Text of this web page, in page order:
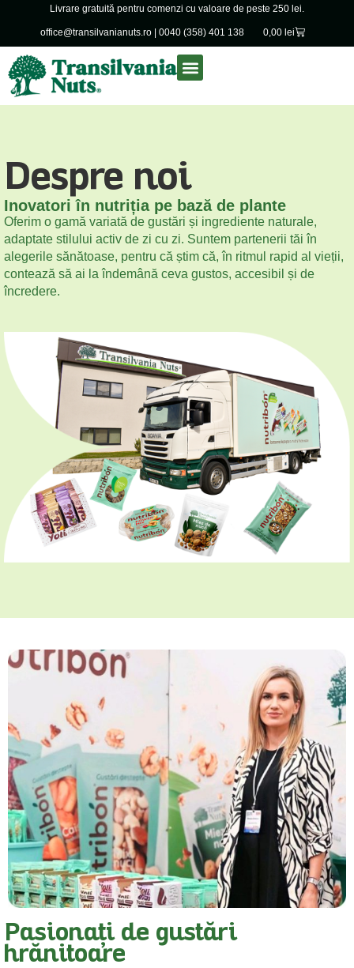
Livrare gratuită pentru comenzi cu valoare de peste 250 lei.
office@transilvanianuts.ro| 0040 (358) 401 138 0,00 lei
Despre noi
Inovatori în nutriția pe bază de plante
Oferim o gamă variată de gustări și ingrediente naturale,
adaptate stilului activ de zi cu zi. Suntem partenerii tăi în
alegerile sănătoase, pentru că știm că, în ritmul rapid al vieții,
contează să ai la îndemână ceva gustos, accesibil și de
încredere.
Pasionați de gustări
hrănitoare